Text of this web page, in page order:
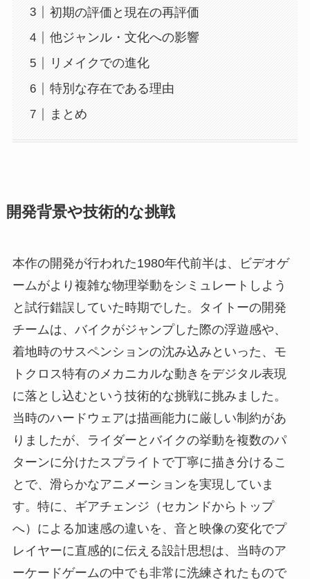
初期の評価と現在の再評価
他ジャンル・文化への影響
リメイクでの進化
特別な存在である理由
まとめ
開発背景や技術的な挑戦
本作の開発が行われた1980年代前半は、ビデオゲ
ームがより複雑な物理挙動をシミュレートしよう
と試行錯誤していた時期でした。タイトーの開発
チームは、バイクがジャンプした際の浮遊感や、
着地時のサスペンションの沈み込みといった、モ
トクロス特有のメカニカルな動きをデジタル表現
に落とし込むという技術的な挑戦に挑みました。
当時のハードウェアは描画能力に厳しい制約があ
りましたが、ライダーとバイクの挙動を複数のパ
ターンに分けたスプライトで丁寧に描き分けるこ
とで、滑らかなアニメーションを実現していま
す。特に、ギアチェンジ（セカンドからトップ
へ）による加速感の違いを、音と映像の変化でプ
レイヤーに直感的に伝える設計思想は、当時のア
ーケードゲームの中でも非常に洗練されたもので